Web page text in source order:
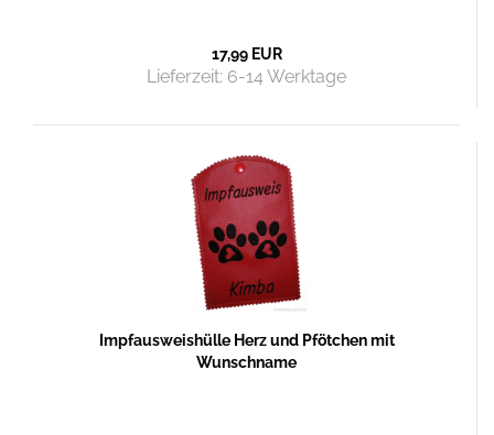
17,99 EUR
Lieferzeit: 6-14 Werktage
Impfausweishülle Herz und Pfötchen mit
Wunschname